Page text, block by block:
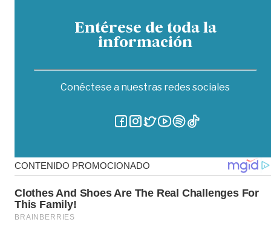
Entérese de toda la
información
Conéctese a nuestras redes sociales